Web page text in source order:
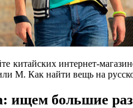
китайских интернет-
M. Как найти вещь на
большие